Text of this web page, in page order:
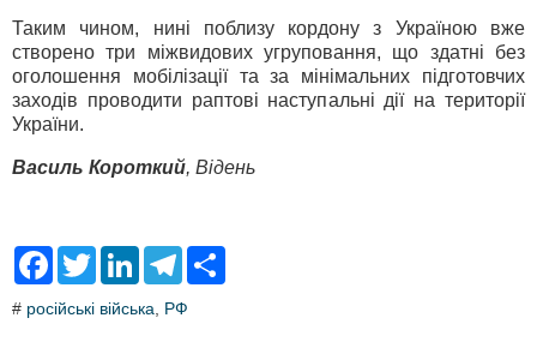
Таким чином, нині поблизу кордону з Україною вже
створено три міжвидових угруповання, що здатні без
оголошення мобілізації та за мінімальних підготовчих
заходів проводити раптові наступальні дії на території
України.
Василь Короткий, Відень
F
e
T
L
k
T
e
# російські війська, РФ